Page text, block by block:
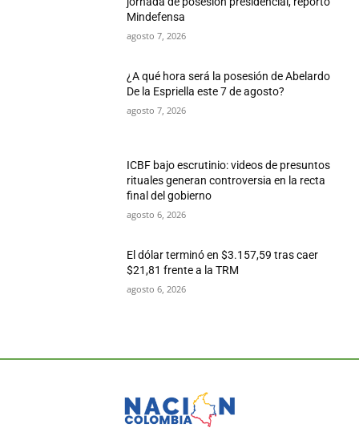
Mindefensa
agosto 7, 2026
¿A qué hora será la posesión de Abelardo
De la Espriella este 7 de agosto?
agosto 7, 2026
ICBF bajo escrutinio: videos de presuntos
rituales generan controversia en la recta
final del gobierno
agosto 6, 2026
El dólar terminó en $3.157,59 tras caer
$21,81 frente a la TRM
agosto 6, 2026